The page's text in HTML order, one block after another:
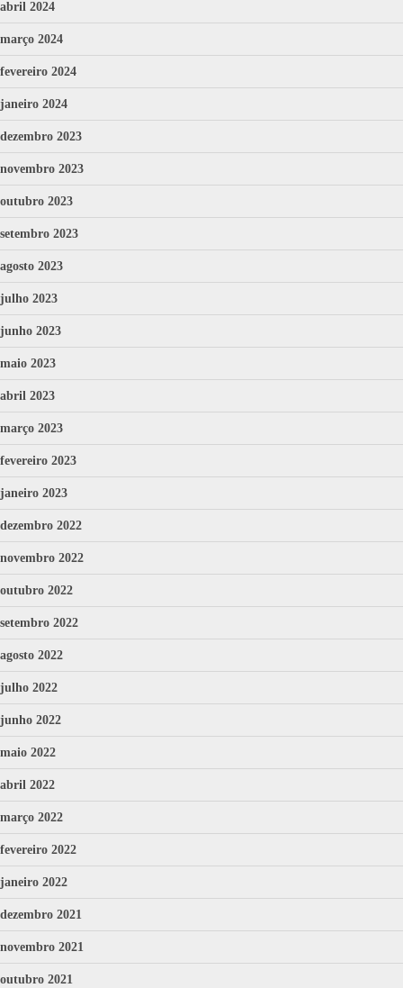
abril 2024
março 2024
fevereiro 2024
janeiro 2024
dezembro 2023
novembro 2023
outubro 2023
setembro 2023
agosto 2023
julho 2023
junho 2023
maio 2023
abril 2023
março 2023
fevereiro 2023
janeiro 2023
dezembro 2022
novembro 2022
outubro 2022
setembro 2022
agosto 2022
julho 2022
junho 2022
maio 2022
abril 2022
março 2022
fevereiro 2022
janeiro 2022
dezembro 2021
novembro 2021
outubro 2021